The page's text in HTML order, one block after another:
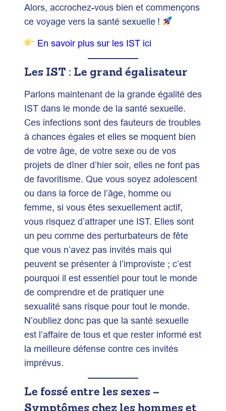
Alors, accrochez-vous bien et commençons
ce voyage vers la santé sexuelle !
En savoir plus sur les IST ici
Les IST : Le grand égalisateur
Parlons maintenant de la grande égalité des
IST dans le monde de la santé sexuelle.
Ces infections sont des fauteurs de troubles
à chances égales et elles se moquent bien
de votre âge, de votre sexe ou de vos
projets de dîner d’hier soir, elles ne font pas
de favoritisme. Que vous soyez adolescent
ou dans la force de l’âge, homme ou
femme, si vous êtes sexuellement actif,
vous risquez d’attraper une IST. Elles sont
un peu comme des perturbateurs de fête
que vous n’avez pas invités mais qui
peuvent se présenter à l’improviste ; c’est
pourquoi il est essentiel pour tout le monde
de comprendre et de pratiquer une
sexualité sans risque pour tout le monde.
N’oubliez donc pas que la santé sexuelle
est l’affaire de tous et que rester informé est
la meilleure défense contre ces invités
imprévus.
Le fossé entre les sexes –
Symptômes chez les hommes et